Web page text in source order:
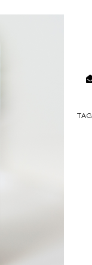
TAG